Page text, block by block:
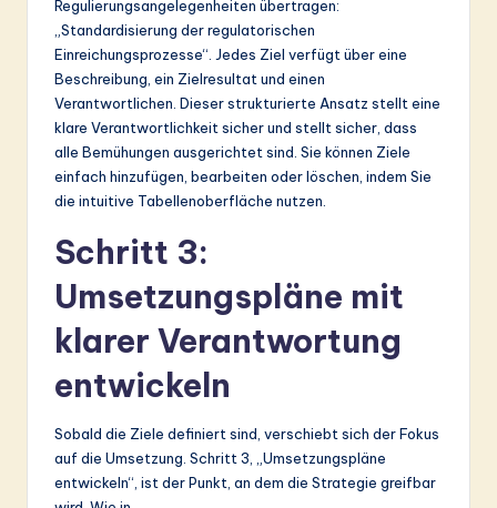
Regulierungsangelegenheiten übertragen:
„Standardisierung der regulatorischen
Einreichungsprozesse“. Jedes Ziel verfügt über eine
Beschreibung, ein Zielresultat und einen
Verantwortlichen. Dieser strukturierte Ansatz stellt eine
klare Verantwortlichkeit sicher und stellt sicher, dass
alle Bemühungen ausgerichtet sind. Sie können Ziele
einfach hinzufügen, bearbeiten oder löschen, indem Sie
die intuitive Tabellenoberfläche nutzen.
Schritt 3:
Umsetzungspläne mit
klarer Verantwortung
entwickeln
Sobald die Ziele definiert sind, verschiebt sich der Fokus
auf die Umsetzung. Schritt 3, „Umsetzungspläne
entwickeln“, ist der Punkt, an dem die Strategie greifbar